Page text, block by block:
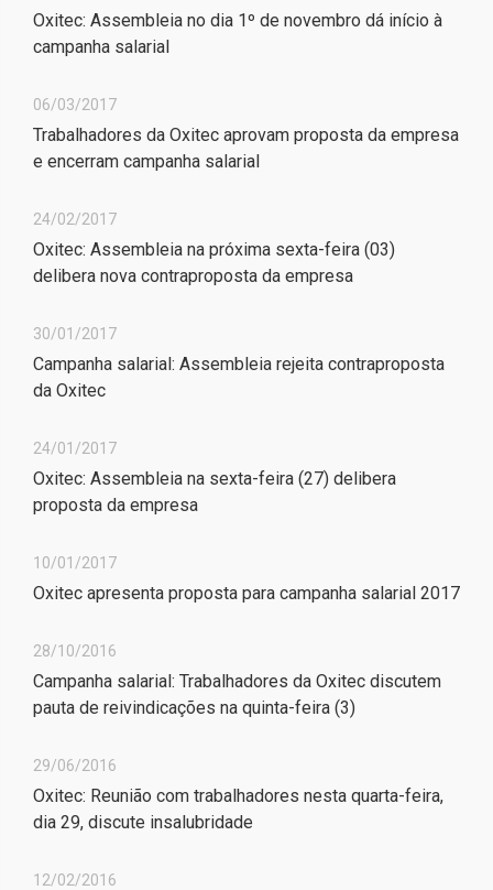
Oxitec: Assembleia no dia 1º de novembro dá início à
campanha salarial
06/03/2017
Trabalhadores da Oxitec aprovam proposta da empresa
e encerram campanha salarial
24/02/2017
Oxitec: Assembleia na próxima sexta-feira (03)
delibera nova contraproposta da empresa
30/01/2017
Campanha salarial: Assembleia rejeita contraproposta
da Oxitec
24/01/2017
Oxitec: Assembleia na sexta-feira (27) delibera
proposta da empresa
10/01/2017
Oxitec apresenta proposta para campanha salarial 2017
28/10/2016
Campanha salarial: Trabalhadores da Oxitec discutem
pauta de reivindicações na quinta-feira (3)
29/06/2016
Oxitec: Reunião com trabalhadores nesta quarta-feira,
dia 29, discute insalubridade
12/02/2016